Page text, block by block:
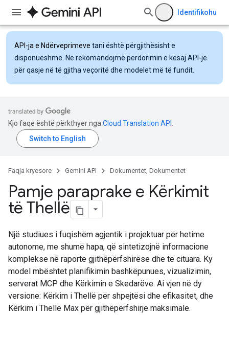
Identifikohu
API-ja e Ndërveprimeve tani është përgjithësisht e
disponueshme. Ne rekomandojmë përdorimin e kësaj API-je
për qasje në të gjitha veçoritë dhe modelet më të fundit.
Kjo faqe është përkthyer nga Cloud Translation API
Faqja kryesore Gemini API Dokumentet, Dokumentet
Pamje paraprake e Kërkimit
të Thellë
Një studiues i fuqishëm agjentik i projektuar për hetime
autonome, me shumë hapa, që sintetizojnë informacione
komplekse në raporte gjithëpërfshirëse dhe të cituara. Ky
model mbështet planifikimin bashkëpunues, vizualizimin,
serverat MCP dhe Kërkimin e Skedarëve. Ai vjen në dy
versione: Kërkim i Thellë për shpejtësi dhe efikasitet, dhe
Kërkim i Thellë Max për gjithëpërfshirje maksimale.